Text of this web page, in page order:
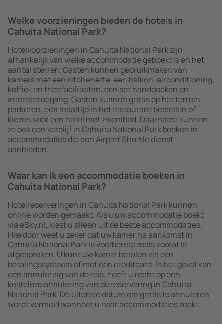
Welke voorzieningen bieden de hotels in
Cahuita National Park?
Hotelvoorzieningen in Cahuita National Park zijn
afhankelijk van welke accommodatie geboekt is en het
aantal sterren. Gasten kunnen gebruikmaken van
kamers met een kitchenette, een balkon, airconditioning,
koffie- en theefaciliteiten, een set handdoeken en
internettoegang. Gasten kunnen gratis op het terrein
parkeren, een maaltijd in het restaurant bestellen of
kiezen voor een hotel met zwembad. Daarnaast kunnen
ze ook een verblijf in Cahuita National Park boeken in
accommodaties die een Airport Shuttle dienst
aanbieden.
Waar kan ik een accommodatie boeken in
Cahuita National Park?
Hotelreserveringen in Cahuita National Park kunnen
online worden gemaakt. Als u uw accommodatie boekt
via eSky.nl, kiest u alleen uit de beste accommodaties.
Hierdoor weet u zeker dat uw kamer na aankomst in
Cahuita National Park is voorbereid zoals vooraf is
afgesproken. U kunt uw kamer betalen via een
betalingssysteem of met een creditcard. In het geval van
een annulering van de reis, heeft u recht op een
kosteloze annulering van de reservering in Cahuita
National Park. De uiterste datum om gratis te annuleren
wordt vermeld wanneer u naar accommodaties zoekt.